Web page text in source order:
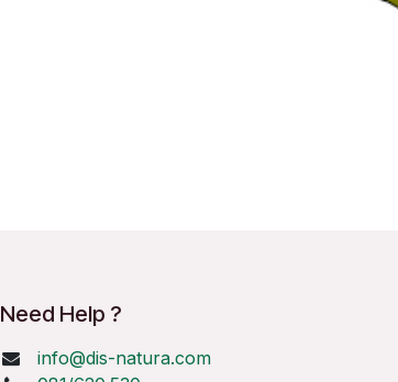
Need Help ?
info@dis-natura.com